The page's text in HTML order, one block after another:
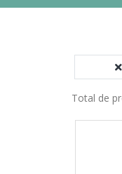
Total de